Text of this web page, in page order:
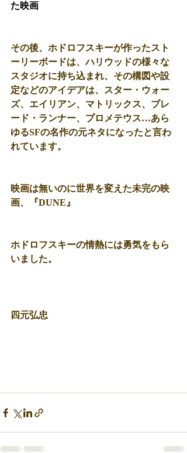
た映画
その後、ホドロフスキーが作ったスト
ーリーボードは、ハリウッドの様々な
スタジオに持ち込まれ、その構図や設
定などのアイデアは、スター・ウォー
ズ、エイリアン、マトリックス、ブレ
ード・ランナー、プロメテウス…あら
ゆるSFの名作の元ネタになったと言わ
れています。
映画は無いのに世界を変えた未完の映
画、『DUNE』
ホドロフスキーの情熱には勇気をもら
いました。
四元弘忠